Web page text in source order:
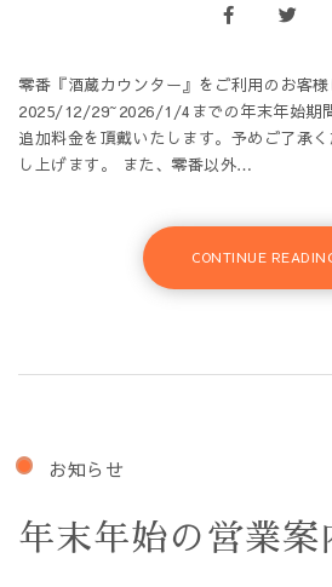
零番『酒蔵カウンター』をご利用のお客様
2025/12/29~2026/1/4までの年末年始期
追加料金を頂戴いたします。予めご了承
し上げます。 また、零番以外…
CONTINUE
お知らせ
年末年始の営業案